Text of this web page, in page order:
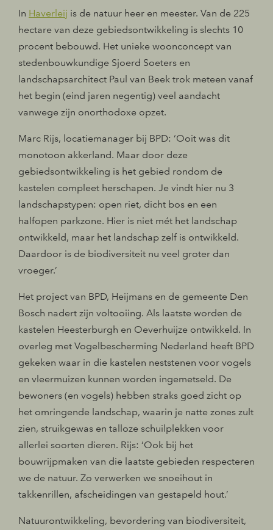
In Haverleij is de natuur heer en meester. Van de 225
hectare van deze gebiedsontwikkeling is slechts 10
procent bebouwd. Het unieke woonconcept van
stedenbouwkundige Sjoerd Soeters en
landschapsarchitect Paul van Beek trok meteen vanaf
het begin (eind jaren negentig) veel aandacht
vanwege zijn onorthodoxe opzet.
Marc Rijs, locatiemanager bij BPD: ‘Ooit was dit
monotoon akkerland. Maar door deze
gebiedsontwikkeling is het gebied rondom de
kastelen compleet herschapen. Je vindt hier nu 3
landschapstypen: open riet, dicht bos en een
halfopen parkzone. Hier is niet mét het landschap
ontwikkeld, maar het landschap zelf is ontwikkeld.
Daardoor is de biodiversiteit nu veel groter dan
vroeger.’
Het project van BPD, Heijmans en de gemeente Den
Bosch nadert zijn voltooiing. Als laatste worden de
kastelen Heesterburgh en Oeverhuijze ontwikkeld. In
overleg met Vogelbescherming Nederland heeft BPD
gekeken waar in die kastelen neststenen voor vogels
en vleermuizen kunnen worden ingemetseld. De
bewoners (en vogels) hebben straks goed zicht op
het omringende landschap, waarin je natte zones zult
zien, struikgewas en talloze schuilplekken voor
allerlei soorten dieren. Rijs: ‘Ook bij het
bouwrijpmaken van die laatste gebieden respecteren
we de natuur. Zo verwerken we snoeihout in
takkenrillen, afscheidingen van gestapeld hout.’
Natuurontwikkeling, bevordering van biodiversiteit,